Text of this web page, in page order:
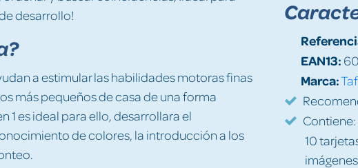
desarrollo!
a estimular las habilidades motoras finas
más pequeños de casa de una forma
1 es ideal para ello, desarrollara el
de colores, la introducción a los
EAN13:
Marca:
10